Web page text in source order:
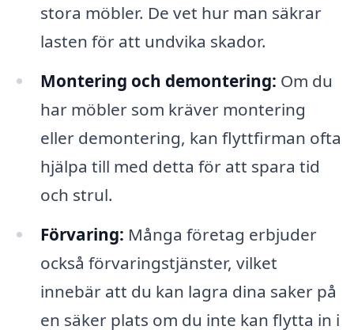
stora möbler. De vet hur man säkrar
lasten för att undvika skador.
Montering och demontering: Om du
har möbler som kräver montering
eller demontering, kan flyttfirman ofta
hjälpa till med detta för att spara tid
och strul.
Förvaring: Många företag erbjuder
också förvaringstjänster, vilket
innebär att du kan lagra dina saker på
en säker plats om du inte kan flytta in i